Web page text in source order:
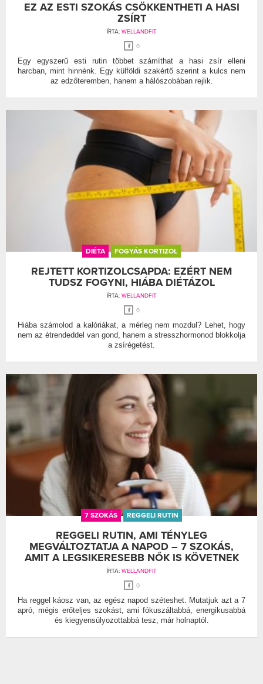
EZ AZ ESTI SZOKÁS CSÖKKENTHETI A HASI
ZSÍRT
ÍRTA: WELLANDFIT
0
Egy egyszerű esti rutin többet számíthat a hasi zsír elleni
harcban, mint hinnénk. Egy külföldi szakértő szerint a kulcs nem
az edzőteremben, hanem a hálószobában rejlik.
DIÉTA FOGYÁS KORTIZOL
REJTETT KORTIZOLCSAPDA: EZÉRT NEM
TUDSZ FOGYNI, HIÁBA DIÉTÁZOL
ÍRTA: WELLANDFIT
0
Hiába számolod a kalóriákat, a mérleg nem mozdul? Lehet, hogy
nem az étrendeddel van gond, hanem a stresszhormonod blokkolja
a zsírégetést.
7 SZOKÁS REGGELI RUTIN
REGGELI RUTIN, AMI TÉNYLEG
MEGVÁLTOZTATJA A NAPOD – 7 SZOKÁS,
AMIT A LEGSIKERESEBB NŐK IS KÖVETNEK
ÍRTA: WELLANDFIT
0
Ha reggel káosz van, az egész napod széteshet. Mutatjuk azt a 7
apró, mégis erőteljes szokást, ami fókuszáltabbá, energikusabbá
és kiegyensúlyozottabbá tesz, már holnaptól.